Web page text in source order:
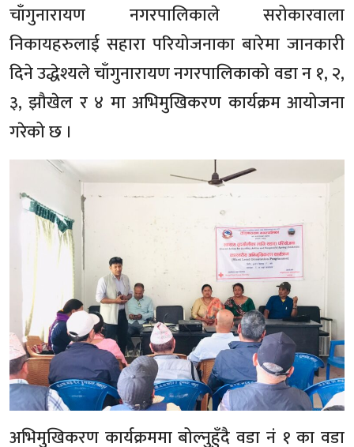
चाँगुनारायण नगरपालिकाले सरोकारवाला
निकायहरुलाई सहारा परियोजनाका बारेमा जानकारी
दिने उद्धेश्यले चाँगुनारायण नगरपालिकाको वडा न १, २,
३, झौखेल र ४ मा अभिमुखिकरण कार्यक्रम आयोजना
गरेको छ ।
अभिमुखिकरण कार्यक्रममा बोल्नुहुँदै वडा नं १ का वडा